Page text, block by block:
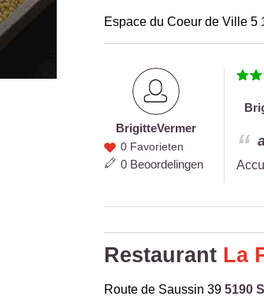
Espace du Coeur de Ville 5
Brigitte
Vermer
BrigitteVermer
0 Favorieten
0 Beoordelingen
Restaurant La
Route de Saussin 39 5190